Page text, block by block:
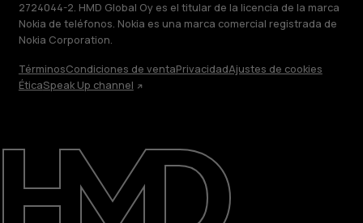
Reparar, reutilizar, reciclar
Sostenibilidad
Asistencia
2724044-2. HMD Global Oy es el titular de la licencia de la marca
Nokia de teléfonos. Nokia es una marca comercial registrada de
Nokia Corporation.
TérminosCondiciones de ventaPrivacidadAjustes de cookies
ÉticaSpeak Up channel